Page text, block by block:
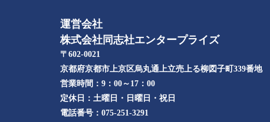
運営会社
株式会社同志社エンタープライズ
〒602-0021
京都府京都市上京区烏丸通上立売上る柳図子町339番地​​
営業時間： 9：00～17：00
定休日： 土曜日・日曜日・祝日
電話番号： 075-251-3291